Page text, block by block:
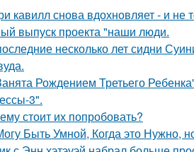
кавилл снова вдохновляет - и не
выпуск проекта "наши люди.
несколько лет сидни
Рождением Третьего
3".
стоит их попробовать?
Быть Умной, Когда это Нужно,